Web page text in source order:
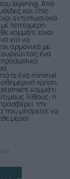
layering. Από
και chic
εντυπωσιακά
με λεπτομερή
κομμάτι είναι
για να
αρμονικά με
ένα
ένα minimal
χρήση,
κομμάτι
λίθους, η
την
που μπορείτε να
μέρα!